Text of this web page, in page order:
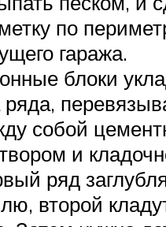
по
гаража.
блоки
ряда,
собой
и
ряд
второй